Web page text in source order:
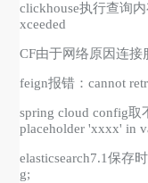
clickhouse执行查询
xceeded
CF由于网络原因连接
feign报错：cannot
spring cloud config取
placeholder 'xxxx' in
elasticsearch7.1保存
g;